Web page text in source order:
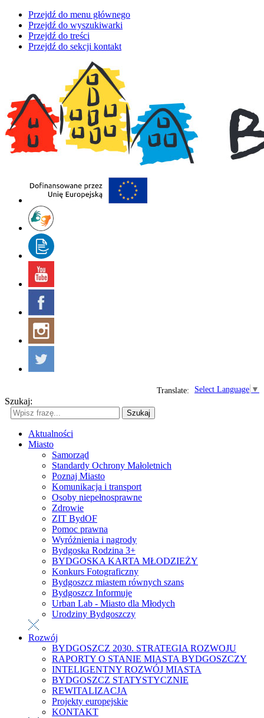
Przejdź do menu głównego
Przejdź do wyszukiwarki
Przejdź do treści
Przejdź do sekcji kontakt
Select Language ▼
Translate:
Szukaj:
Szukaj
Aktualności
Miasto
Samorząd
Standardy Ochrony Małoletnich
Poznaj Miasto
Komunikacja i transport
Osoby niepełnosprawne
Zdrowie
ZIT BydOF
Pomoc prawna
Wyróżnienia i nagrody
Bydgoska Rodzina 3+
BYDGOSKA KARTA MŁODZIEŻY
Konkurs Fotograficzny
Bydgoszcz miastem równych szans
Bydgoszcz Informuje
Urban Lab - Miasto dla Młodych
Urodziny Bydgoszczy
Rozwój
BYDGOSZCZ 2030. STRATEGIA ROZWOJU
RAPORTY O STANIE MIASTA BYDGOSZCZY
INTELIGENTNY ROZWÓJ MIASTA
BYDGOSZCZ STATYSTYCZNIE
REWITALIZACJA
Projekty europejskie
KONTAKT